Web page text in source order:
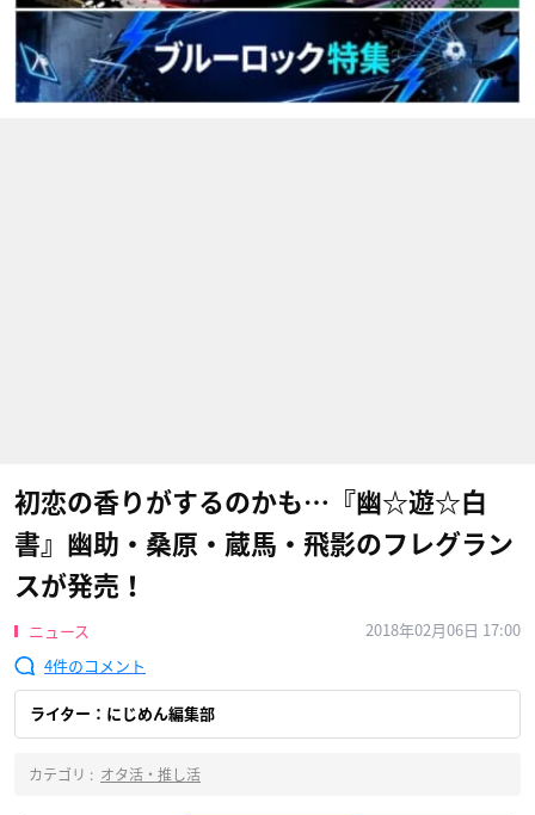
初恋の香りがするのかも…『幽☆遊☆白
書』幽助・桑原・蔵馬・飛影のフレグラン
スが発売！
ニュース
2018年02月06日 17:00
4
ライター：にじめん編集部
カテゴリ : オタ活・推し活